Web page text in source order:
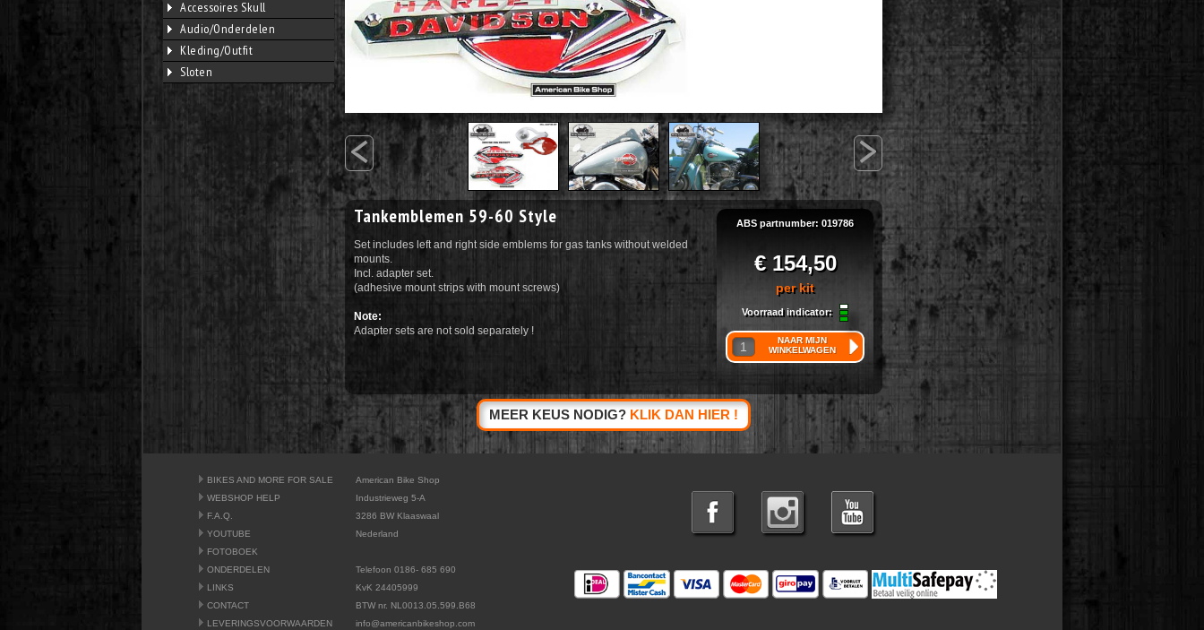
Accessoires Skull
Audio/Onderdelen
Kleding/Outfit
Sloten
< >
Tankemblemen 59-60 Style
Set includes left and right side emblems for gas tanks without welded
mounts.
Incl. adapter set.
(adhesive mount strips with mount screws)
Note:
Adapter sets are not sold separately !
ABS partnumber: 019786
€ 154,50
per kit
Voorraad indicator:
NAAR MIJN
WINKELWAGEN
MEER KEUS NODIG? KLIK DAN HIER !
BIKES AND MORE FOR SALE
WEBSHOP HELP
F.A.Q.
YOUTUBE
FOTOBOEK
ONDERDELEN
LINKS
CONTACT
LEVERINGSVOORWAARDEN
American Bike Shop
Industrieweg 5-A
3286 BW Klaaswaal
Nederland
Telefoon 0186- 685 690
KvK 24405999
BTW nr. NL0013.05.599.B68
info@americanbikeshop.com